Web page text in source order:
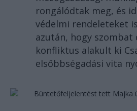
rongálódtak meg, és
védelmi rendeleteket
azután, hogy szombat
konfliktus alakult ki
elsőbbségadási vita